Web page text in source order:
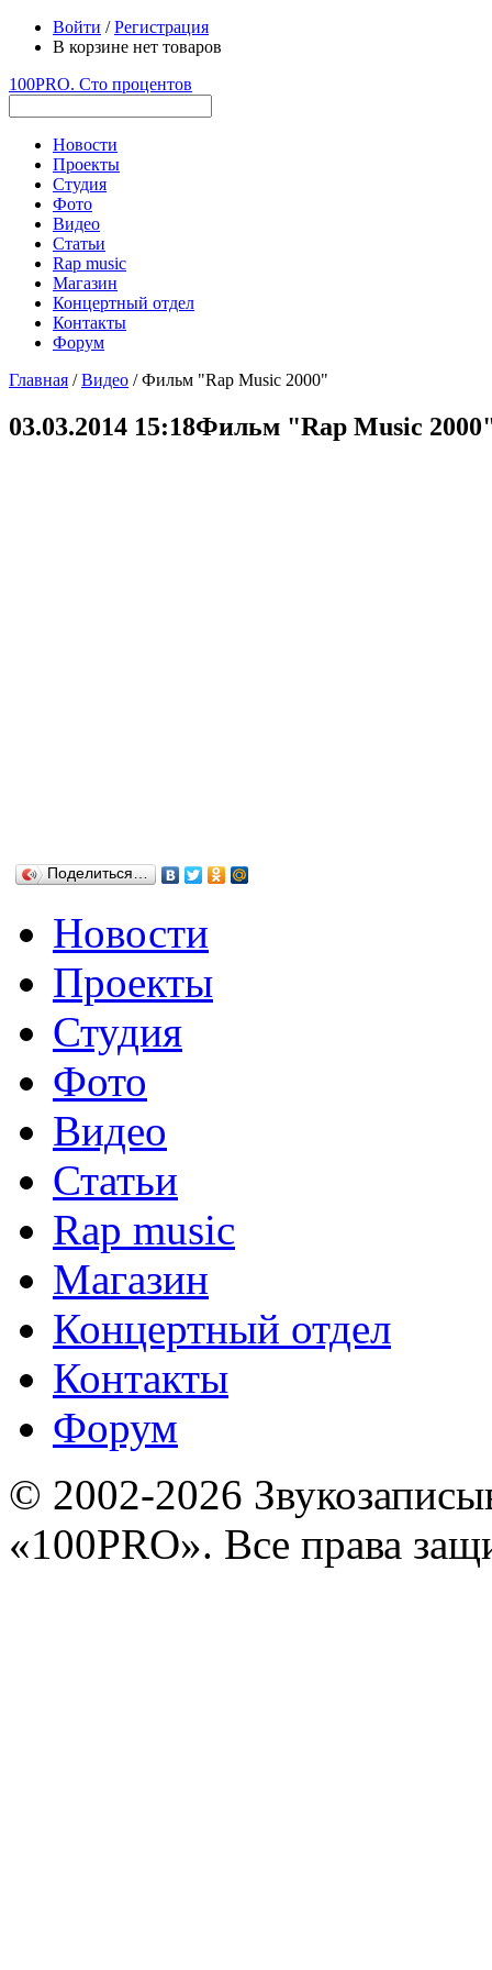
Войти /Регистрация
В корзине нет товаров
100PRO. Сто процентов
Новости
Проекты
Студия
Фото
Видео
Статьи
Rap music
Магазин
Концертный отдел
Контакты
Форум
Главная /Видео / Фильм "Rap Music 2000"
03.03.2014 15:18Фильм "Rap Music
Поделиться…
Новости
Проекты
Студия
Фото
Видео
Статьи
Rap music
Магазин
Концертный отдел
Контакты
Форум
© 2002-2026
«100PRO». Все права